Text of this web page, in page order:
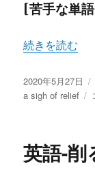
[苦手な単
“英語-持ち上
続きを読む
投
稿
2020年5月27日
a sigh of relief
英語-削